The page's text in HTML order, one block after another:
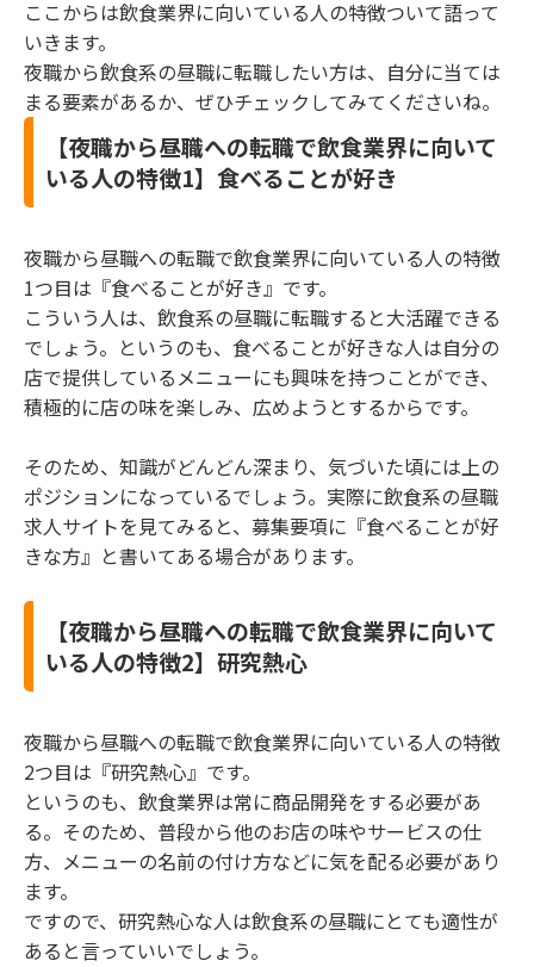
ここからは飲食業界に向いている人の特徴ついて語って
いきます。
夜職から飲食系の昼職に転職したい方は、自分に当ては
まる要素があるか、ぜひチェックしてみてくださいね。
【夜職から昼職への転職で飲食業界に向いて
いる人の特徴1】食べることが好き
夜職から昼職への転職で飲食業界に向いている人の特徴
1つ目は『食べることが好き』です。
こういう人は、飲食系の昼職に転職すると大活躍できる
でしょう。というのも、食べることが好きな人は自分の
店で提供しているメニューにも興味を持つことができ、
積極的に店の味を楽しみ、広めようとするからです。
そのため、知識がどんどん深まり、気づいた頃には上の
ポジションになっているでしょう。実際に飲食系の昼職
求人サイトを見てみると、募集要項に『食べることが好
きな方』と書いてある場合があります。
【夜職から昼職への転職で飲食業界に向いて
いる人の特徴2】研究熱心
夜職から昼職への転職で飲食業界に向いている人の特徴
2つ目は『研究熱心』です。
というのも、飲食業界は常に商品開発をする必要があ
る。そのため、普段から他のお店の味やサービスの仕
方、メニューの名前の付け方などに気を配る必要があり
ます。
ですので、研究熱心な人は飲食系の昼職にとても適性が
あると言っていいでしょう。